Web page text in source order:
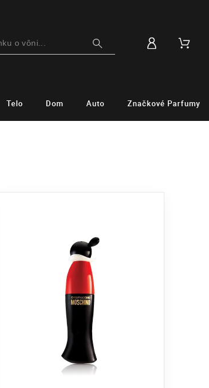
Telo Dom Auto Značkové Parfumy